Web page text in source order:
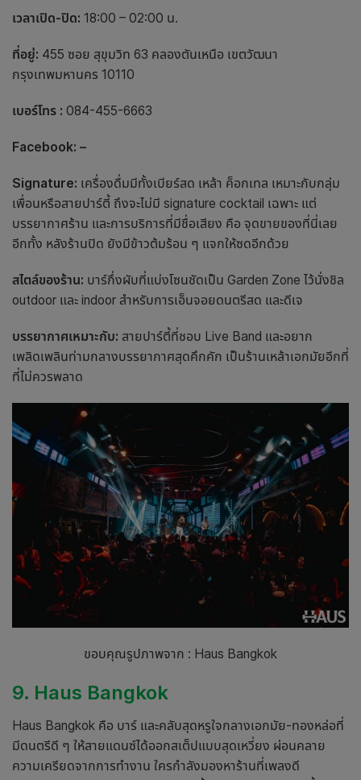
เวลาเปิด-ปิด: 18:00 – 02:00 น.
ที่อยู่: 455 ซอย สุขุมวิท 63 คลองตันเหนือ เขตวัฒนา
กรุงเทพมหานคร 10110
เบอร์โทร : 084-455-6663
Facebook: –
Signature: เครื่องดื่มมีทั้งเบียร์สด เหล้า ค็อกเทล เหมาะกับกลุ่ม
เพื่อนหรือสายปาร์ตี้ ถึงจะไม่มี signature cocktail เฉพาะ แต่
บรรยากาศร้าน และการบริการที่มีชื่อเสียง คือ จุดขายของที่นี่เลย
อีกทั้ง หลังร้านปิด ยังมีข้าวต้มร้อน ๆ แจกให้ซดอีกด้วย
สไตล์ของร้าน: บาร์กึ่งผับที่แบ่งโซนชัดเป็น Garden Zone ไว้นั่งชิล
outdoor และ indoor สำหรับการเอ็นจอยดนตรีสด และดีเจ
บรรยากาศเหมาะกับ: สายปาร์ตี้ที่ชอบ Live Band และอยาก
เพลิดเพลินท่ามกลางบรรยากาศสุดคึกคัก เป็นร้านเหล้าเอกมัยอีกที่
ที่ไม่ควรพลาด
ขอบคุณรูปภาพจาก : Haus Bangkok
9. Haus Bangkok
Haus Bangkok คือ บาร์ และคลับสุดหรูใจกลางเอกมัย-ทองหล่อที่
มีดนตรีดี ๆ ให้สายแดนซ์ได้ออกสเต็ปแบบสุดเหวี่ยง ผ่อนคลาย
ความเครียดจากการทำงาน ใครกำลังมองหาร้านที่เพลงดี